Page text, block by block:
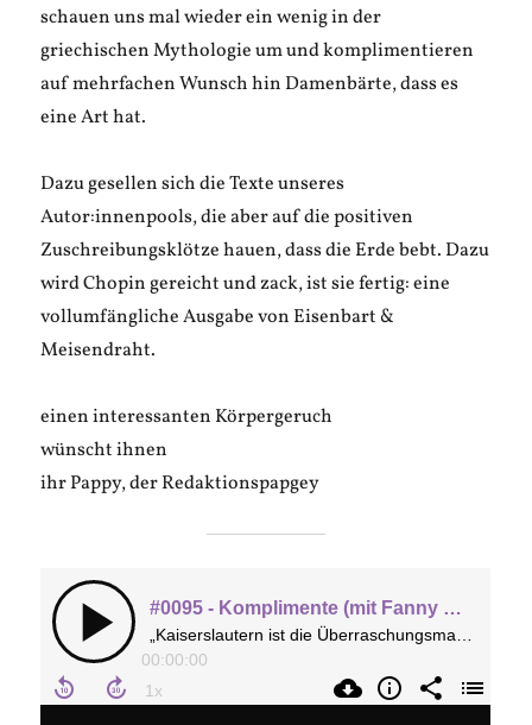
schauen uns mal wieder ein wenig in der
griechischen Mythologie um und komplimentieren
auf mehrfachen Wunsch hin Damenbärte, dass es
eine Art hat.
Dazu gesellen sich die Texte unseres
Autor:innenpools, die aber auf die positiven
Zuschreibungsklötze hauen, dass die Erde bebt. Dazu
wird Chopin gereicht und zack, ist sie fertig: eine
vollumfängliche Ausgabe von Eisenbart &
Meisendraht.
einen interessanten Körpergeruch
wünscht ihnen
ihr Pappy, der Redaktionspapgey